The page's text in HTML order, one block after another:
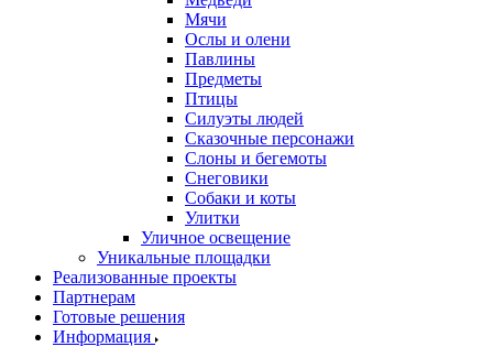
Мячи
Ослы и олени
Павлины
Предметы
Птицы
Силуэты людей
Сказочные персонажи
Слоны и бегемоты
Снеговики
Собаки и коты
Улитки
Уличное освещение
Уникальные площадки
Реализованные проекты
Партнерам
Готовые решения
Информация